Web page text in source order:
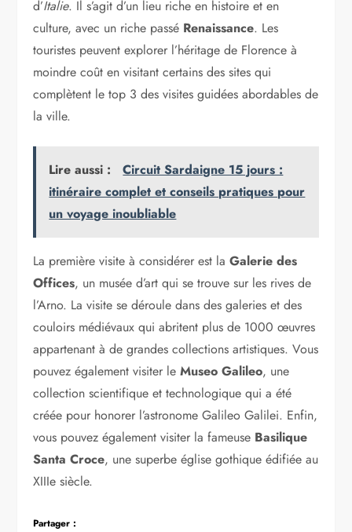
d’Italie. Il s’agit d’un lieu riche en histoire et en
culture, avec un riche passé Renaissance. Les
touristes peuvent explorer l’héritage de Florence à
moindre coût en visitant certains des sites qui
complètent le top 3 des visites guidées abordables de
la ville.
Lire aussi :
Circuit Sardaigne 15 jours :
itinéraire complet et conseils pratiques pour
un voyage inoubliable
La première visite à considérer est laGalerie des
Offices, un musée d’art qui se trouve sur les rives de
l’Arno. La visite se déroule dans des galeries et des
couloirs médiévaux qui abritent plus de 1000 œuvres
appartenant à de grandes collections artistiques. Vous
pouvez également visiter leMuseo Galileo, une
collection scientifique et technologique qui a été
créée pour honorer l’astronome Galileo Galilei. Enfin,
vous pouvez également visiter la fameuse Basilique
Santa Croce, une superbe église gothique édifiée au
XIIIe siècle.
Partager :